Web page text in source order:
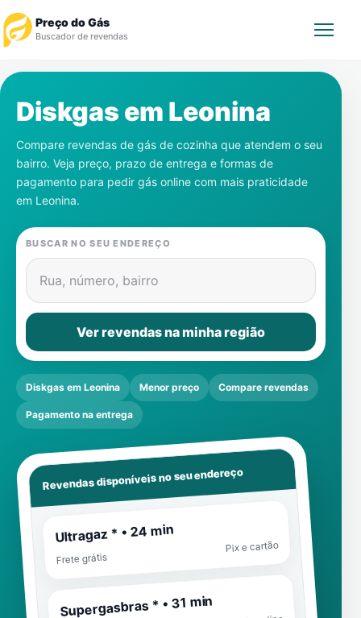
Preço do Gás
Buscador de revendas
Notícias
Gás
Contatos
Diskgas em Leonina
Compare revendas de gás de cozinha que atendem o seu
bairro. Veja preço, prazo de entrega e formas de
pagamento para pedir gás online com mais praticidade
em Leonina.
BUSCAR NO SEU ENDEREÇO
Rua, número, bairro
Ver revendas na minha região
Diskgas em Leonina Menor preço Compare revendas
Pagamento na entrega
Revendas disponíveis no seu endereço
Ultragaz * • 24 min
Frete grátis
Pix e cartão
Supergasbras * • 31 min